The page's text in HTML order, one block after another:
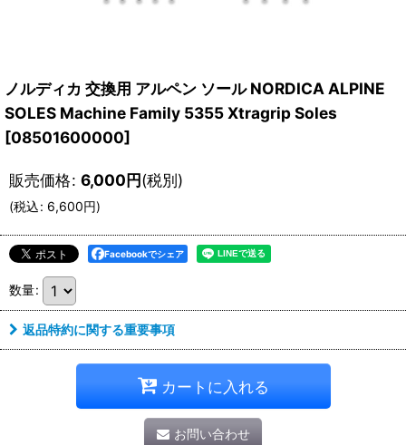
ノルディカ 交換用 アルペン ソール NORDICA ALPINE
SOLES Machine Family 5355 Xtragrip Soles
[08501600000]
販売価格: 6,000円(税別)
(税込: 6,600円)
Facebookでシェア
数量:
返品特約に関する重要事項
カートに入れる
お問い合わせ